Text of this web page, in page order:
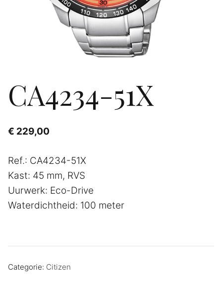
CA4234-51X
€ 229,00
Ref.: CA4234-51X
Kast: 45 mm, RVS
Uurwerk: Eco-Drive
Waterdichtheid: 100 meter
Categorie: Citizen